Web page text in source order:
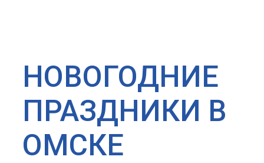
НОВОГОДНИЕ
ПРАЗДНИКИ В
ОМСКЕ